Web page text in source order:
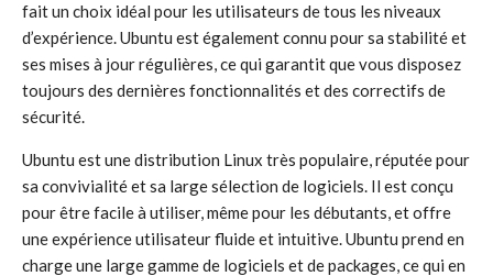
fait un choix idéal pour les utilisateurs de tous les niveaux
d’expérience. Ubuntu est également connu pour sa stabilité et
ses mises à jour régulières, ce qui garantit que vous disposez
toujours des dernières fonctionnalités et des correctifs de
sécurité.
Ubuntu est une distribution Linux très populaire, réputée pour
sa convivialité et sa large sélection de logiciels. Il est conçu
pour être facile à utiliser, même pour les débutants, et offre
une expérience utilisateur fluide et intuitive. Ubuntu prend en
charge une large gamme de logiciels et de packages, ce qui en